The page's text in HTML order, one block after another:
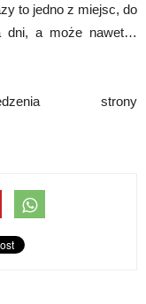
to jedno z miejsc, do
dni, a może nawet…
strony